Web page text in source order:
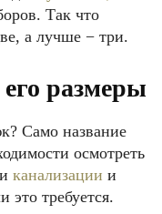
Так что
а лучше − три.
размеры
Само название
осмотреть
и канализации и
это требуется.